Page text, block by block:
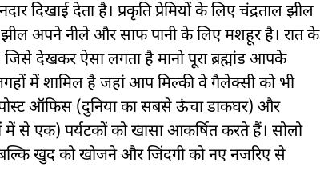
दिखाई देता है। प्रकृति प्रेमियों के लिए चंद्रताल झील
अपने नीले और साफ पानी के लिए मशहूर है। रात के
देखकर ऐसा लगता है मानो पूरा ब्रह्मांड आपके
में शामिल है जहां आप मिल्की वे गैलेक्सी को भी
ऑफिस (दुनिया का सबसे ऊंचा डाकघर) और
से एक) पर्यटकों को खासा आकर्षित करते हैं। सोलो
बल्कि खुद को खोजने और जिंदगी को नए नजरिए से